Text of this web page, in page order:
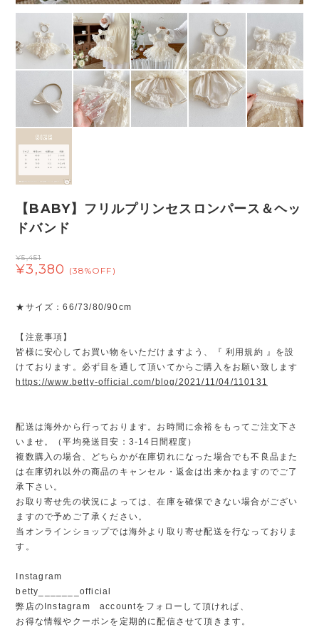
【BABY】フリルプリンセスロンパース＆ヘッ
ドバンド
¥5,451
¥3,380 (38%OFF)
★サイズ：66/73/80/90cm
【注意事項】
皆様に安心してお買い物をいただけますよう、『 利用規約 』を設
けております。必ず目を通して頂いてからご購入をお願い致します
https://www.betty-official.com/blog/2021/11/04/110131
配送は海外から行っております。お時間に余裕をもってご注文下さ
いませ。（平均発送目安：3-14日間程度）
複数購入の場合、どちらかが在庫切れになった場合でも不良品また
は在庫切れ以外の商品のキャンセル・返金は出来かねますのでご了
承下さい。
お取り寄せ先の状況によっては、在庫を確保できない場合がござい
ますので予めご了承ください。
当オンラインショップでは海外より取り寄せ配送を行なっておりま
す。
Instagram
betty_______official
弊店のInstagram accountをフォローして頂ければ、
お得な情報やクーポンを定期的に配信させて頂きます。